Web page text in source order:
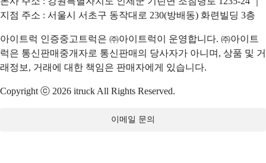
지점 주소 : 서울시 서초구 동작대로 230(방배동) 화련빌딩 3층
아이트럭 인증중고트럭은 ㈜아이트럭이 운영합니다. ㈜아이트
럭은 통신판매중개자로 통신판매의 당사자가 아니며, 상품 및 거
래정보, 거래에 대한 책임은 판매자에게 있습니다.
Copyright ⓒ 2026 itruck All Rights Reserved.
이메일 문의